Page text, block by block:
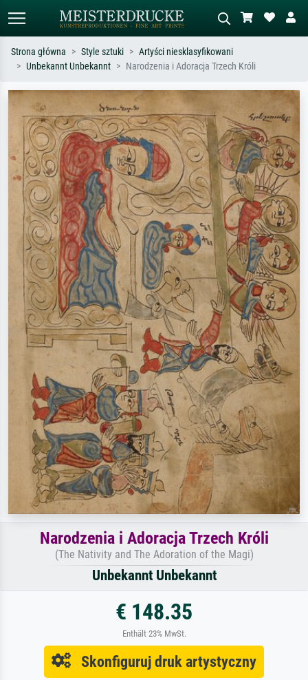
Szukaj wg artysty, tytułu lub stylu – np.
Monet, Gwiaździsta noc,
impresjonizm, fala Hokusaia, akt.
Opisz scenę – np. zielona łąka,
abstrakcja z czerwienią, ciemny olej,
stojący akt obok drzewa.
Strona główna Style sztuki
Artyści niesklasyfikowani
Unbekannt Unbekannt
Narodzenia i Adoracja Trzech Króli
Narodzenia i Adoracja Trzech Króli
(The Nativity and The Adoration of the Magi)
Unbekannt Unbekannt
€ 148.35
Enthält 23% MwSt.
Skonfiguruj druk artystyczny